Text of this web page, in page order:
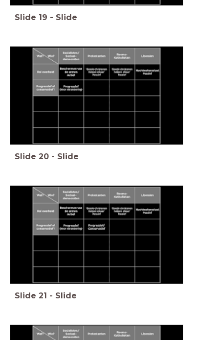
Slide 19 - Slide
Slide 20 - Slide
Slide 21 - Slide